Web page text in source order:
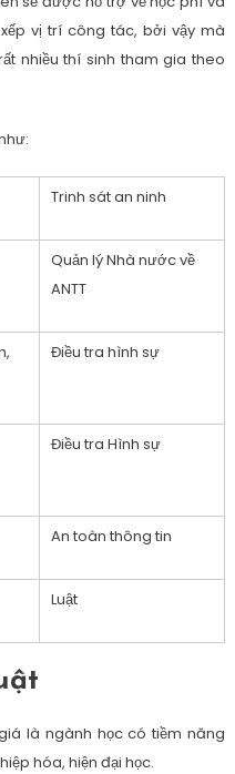
vị trí công tác, bởi vậy mà
nhiều thí sinh tham gia theo
Trinh sát an ninh
Quản lý Nhà nước về
ANTT
Điều tra hình sự
Điều tra Hình sự
An toàn thông tin
Luật
là ngành học có tiềm năng
hóa, hiện đại học.